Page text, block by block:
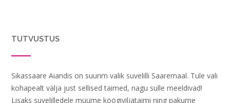
TUTVUSTUS
Sikassaare Aiandis on suurim valik suvelilli Saaremaal. Tule vali
kohapealt välja just sellised taimed, nagu sulle meeldivad!
Lisaks suvelilledele müüme köögiviljataimi ning pakume